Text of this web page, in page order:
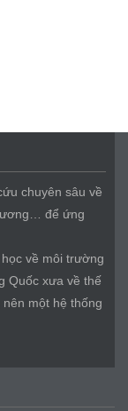
chuyên sâu về
để ứng
về môi trường
Quốc xưa về thế
một hệ thống